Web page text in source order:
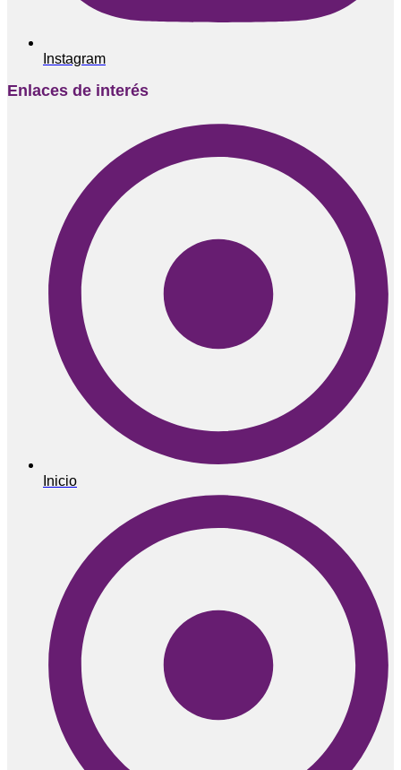
Instagram
Enlaces de interés
Inicio